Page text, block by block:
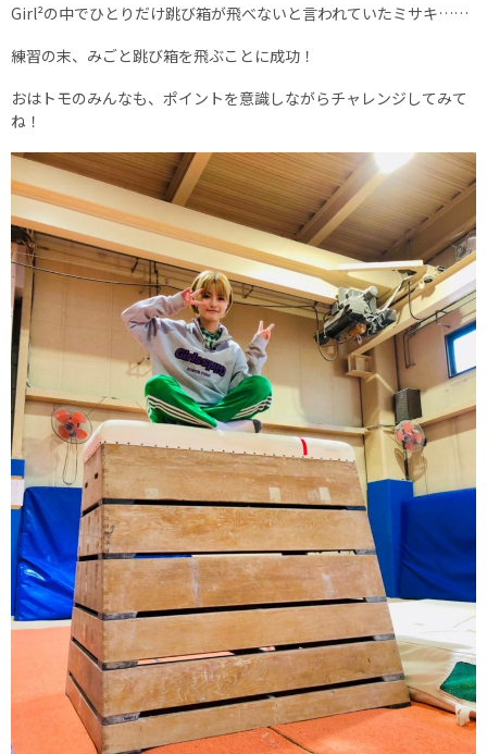
Girl²の中でひとりだけ跳び箱が飛べないと言われていたミサキ……
練習の末、みごと跳び箱を飛ぶことに成功！
おはトモのみんなも、ポイントを意識しながらチャレンジしてみて
ね！